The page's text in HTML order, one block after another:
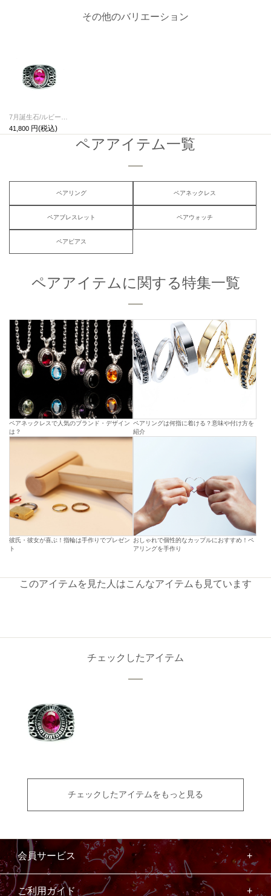
その他のバリエーション
41,800
ペアアイテム一覧
ペアリング ペアネックレス
ペアブレスレット ペアウォッチ
ペアピアス
ペアアイテムに関する特集一覧
ペアネックレスで人気のブランド・デザイン
は？
ペアリングは何指に着ける？意味や付け方を
紹介
彼氏・彼女が喜ぶ！指輪は手作りでプレゼン
ト
おしゃれで個性的なカップルにおすすめ！ペ
アリングを手作り
このアイテムを見た人はこんなアイテムも見ています
チェックしたアイテム
チェックしたアイテムをもっと見る
会員サービス
ご利用ガイド